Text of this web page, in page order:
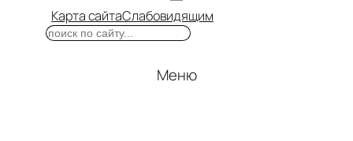
Карта сайтаСлабовидящим
Поиск
Меню